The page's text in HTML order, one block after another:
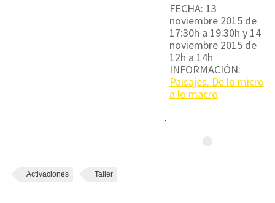
FECHA: 13
noviembre 2015 de
17:30h a 19:30h y 14
noviembre 2015 de
12h a 14h
INFORMACIÓN:
Paisajes. De lo micro
a lo macro
Activaciones Taller